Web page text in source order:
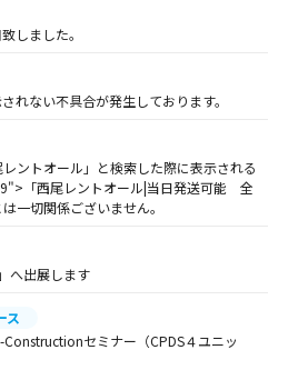
しました。
れない不具合が発生しております。
ントオール」と検索した際に表示される
「西尾レントオール|当日発送可能 全
切関係ございません。
へ出展します
ス
セミナー（CPDS４ユニッ